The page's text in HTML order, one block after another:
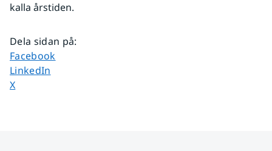
kalla årstiden.
Dela sidan på:
Dela sidan på
Facebook
Dela sidan på
LinkedIn
Dela sidan på
X